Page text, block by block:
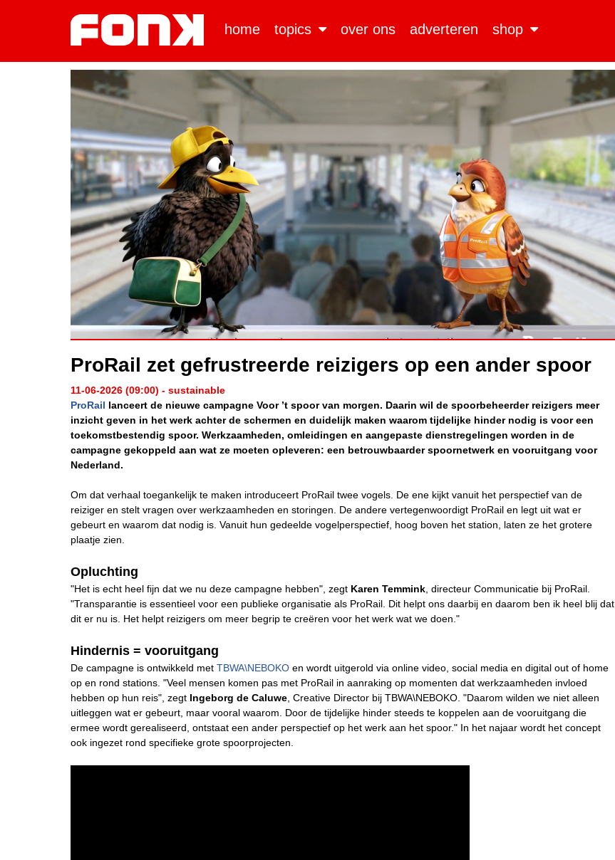
home topics over ons adverteren shop
ProRail zet gefrustreerde reizigers op een ander spoor
11-06-2026 (09:00) - sustainable
ProRail lanceert de nieuwe campagne Voor ’t spoor van morgen. Daarin wil de spoorbeheerder reizigers meer
inzicht geven in het werk achter de schermen en duidelijk maken waarom tijdelijke hinder nodig is voor een
toekomstbestendig spoor. Werkzaamheden, omleidingen en aangepaste dienstregelingen worden in de
campagne gekoppeld aan wat ze moeten opleveren: een betrouwbaarder spoornetwerk en vooruitgang voor
Nederland.
Om dat verhaal toegankelijk te maken introduceert ProRail twee vogels. De ene kijkt vanuit het perspectief van de
reiziger en stelt vragen over werkzaamheden en storingen. De andere vertegenwoordigt ProRail en legt uit wat er
gebeurt en waarom dat nodig is. Vanuit hun gedeelde vogelperspectief, hoog boven het station, laten ze het grotere
plaatje zien.
Opluchting
"Het is echt heel fijn dat we nu deze campagne hebben", zegt Karen Temmink, directeur Communicatie bij ProRail.
"Transparantie is essentieel voor een publieke organisatie als ProRail. Dit helpt ons daarbij en daarom ben ik heel blij dat
dit er nu is. Het helpt reizigers om meer begrip te creëren voor het werk wat we doen."
Hindernis = vooruitgang
De campagne is ontwikkeld met TBWA\NEBOKO en wordt uitgerold via online video, social media en digital out of home
op en rond stations. "Veel mensen komen pas met ProRail in aanraking op momenten dat werkzaamheden invloed
hebben op hun reis", zegt Ingeborg de Caluwe, Creative Director bij TBWA\NEBOKO. "Daarom wilden we niet alleen
uitleggen wat er gebeurt, maar vooral waarom. Door de tijdelijke hinder steeds te koppelen aan de vooruitgang die
ermee wordt gerealiseerd, ontstaat een ander perspectief op het werk aan het spoor." In het najaar wordt het concept
ook ingezet rond specifieke grote spoorprojecten.